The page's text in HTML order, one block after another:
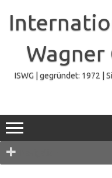
springen
Wagner
ISWG | gegründet: 1972 |